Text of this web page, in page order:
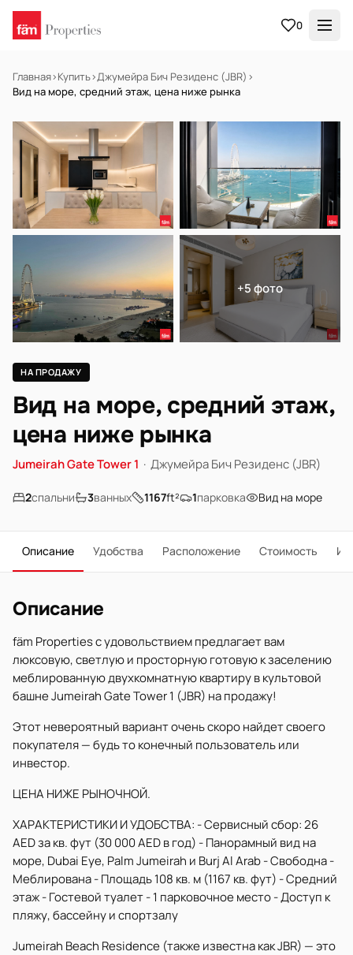
0
Главная›Купить›Джумейра Бич Резиденс (JBR) ›
Вид на море, средний этаж, цена ниже рынка
НА ПРОДАЖУ Готов к заселению
+5 фото
НА ПРОДАЖУ
Вид на море, средний этаж,
цена ниже рынка
Jumeirah Gate Tower 1 · Джумейра Бич Резиденс (JBR)
2спальни 3ванных 1167ft² 1парковка Вид на море
Описание Удобства Расположение Стоимость
Описание
fäm Properties с удовольствием предлагает вам
люксовую, светлую и просторную готовую к заселению
меблированную двухкомнатную квартиру в культовой
башне Jumeirah Gate Tower 1 (JBR) на продажу!
Этот невероятный вариант очень скоро найдет своего
покупателя — будь то конечный пользователь или
инвестор.
ЦЕНА НИЖЕ РЫНОЧНОЙ.
ХАРАКТЕРИСТИКИ И УДОБСТВА: - Сервисный сбор: 26
AED за кв. фут (30 000 AED в год) - Панорамный вид на
море, Dubai Eye, Palm Jumeirah и Burj Al Arab - Свободна -
Меблирована - Площадь 108 кв. м (1167 кв. фут) - Средний
этаж - Гостевой туалет - 1 парковочное место - Доступ к
пляжу, бассейну и спортзалу
Jumeirah Beach Residence (также известна как JBR) — это